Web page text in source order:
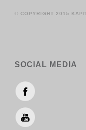
© COPYRIGHT 2015
SOCIAL MEDIA